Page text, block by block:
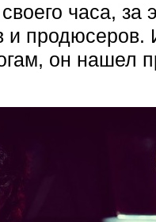
часа, за
и продюсеров.
он нашел